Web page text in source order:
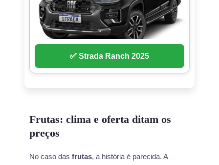
✅ Strada Ranch 2025
Frutas: clima e oferta ditam os
preços
No caso das frutas, a história é parecida. A